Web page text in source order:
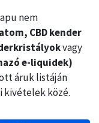
nem
CBD kender
vagy
e-liquidek)
áruk listáján
kivételek közé.